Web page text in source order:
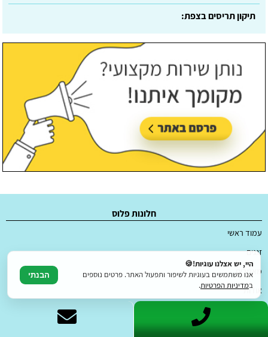
חלונות פלוס
עמוד ראשי
זגגים
מאמרים
אודות
פרסום באתר
היי, יש אצלנו עוגיות!🍪
אנו משתמשים בעוגיות לשיפור ותפעול האתר. פרטים נוספים
במדיניות הפרטיות.
הבנתי